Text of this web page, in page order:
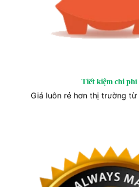
Tiết kiệm chi phí
Giá luôn rẻ hơn thị trường từ